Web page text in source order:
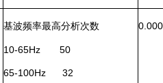
基波频率最高分析次数
10-65Hz 50
65-100Hz 32